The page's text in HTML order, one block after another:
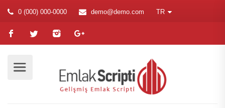
0 (000) 000-0000 demo@demo.com TR